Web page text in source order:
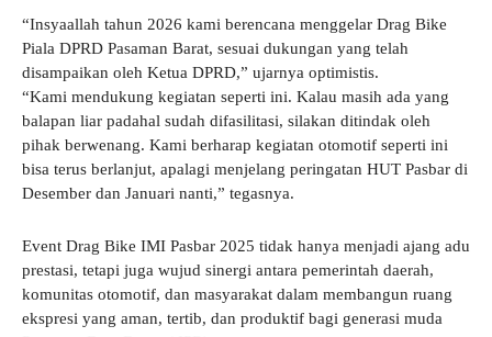
“Insyaallah tahun 2026 kami berencana menggelar Drag Bike
Piala DPRD Pasaman Barat, sesuai dukungan yang telah
disampaikan oleh Ketua DPRD,” ujarnya optimistis.
“Kami mendukung kegiatan seperti ini. Kalau masih ada yang
balapan liar padahal sudah difasilitasi, silakan ditindak oleh
pihak berwenang. Kami berharap kegiatan otomotif seperti ini
bisa terus berlanjut, apalagi menjelang peringatan HUT Pasbar di
Desember dan Januari nanti,” tegasnya.
Event Drag Bike IMI Pasbar 2025 tidak hanya menjadi ajang adu
prestasi, tetapi juga wujud sinergi antara pemerintah daerah,
komunitas otomotif, dan masyarakat dalam membangun ruang
ekspresi yang aman, tertib, dan produktif bagi generasi muda